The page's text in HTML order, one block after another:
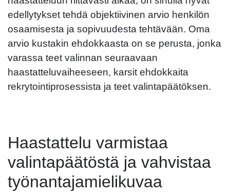
edellytykset tehdä objektiivinen arvio henkilön
osaamisesta ja sopivuudesta tehtävään. Oma
arvio kustakin ehdokkaasta on se perusta, jonka
varassa teet valinnan seuraavaan
haastatteluvaiheeseen, karsit ehdokkaita
rekrytointiprosessista ja teet valintapäätöksen.
Haastattelu varmistaa
valintapäätöstä ja vahvistaa
työnantajamielikuvaa